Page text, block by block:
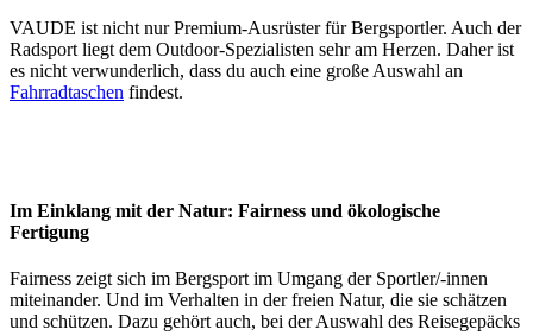
VAUDE ist nicht nur Premium-Ausrüster für Bergsportler. Auch der
Radsport liegt dem Outdoor-Spezialisten sehr am Herzen. Daher ist
es nicht verwunderlich, dass du auch eine große Auswahl an
Fahrradtaschen findest.
Im Einklang mit der Natur: Fairness und ökologische
Fertigung
Fairness zeigt sich im Bergsport im Umgang der Sportler/-innen
miteinander. Und im Verhalten in der freien Natur, die sie schätzen
und schützen. Dazu gehört auch, bei der Auswahl des Reisegepäcks